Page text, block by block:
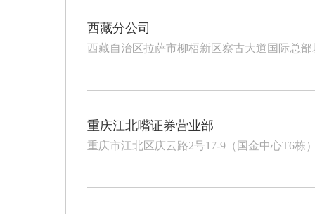
西藏分公司
西藏自治区拉萨市柳梧新区察古大道国际总部
重庆江北嘴证券营业部
重庆市江北区庆云路2号17-9（国金中心T6栋